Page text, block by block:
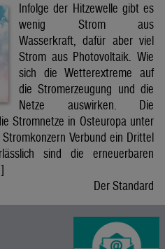
Infolge der Hitzewelle gibt es
wenig Strom aus
Wasserkraft, dafür aber viel
Strom aus Photovoltaik. Wie
sich die Wetterextreme auf
die Stromerzeugung und die
Netze auswirken. Die
Stromnetze in Osteuropa unter
Verbund ein Drittel
sind die erneuerbaren
Der Standard